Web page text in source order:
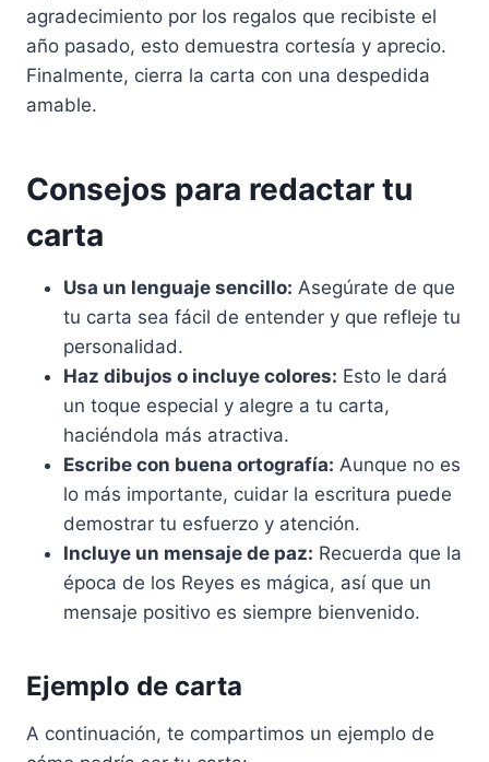
agradecimiento por los regalos que recibiste el
año pasado, esto demuestra cortesía y aprecio.
Finalmente, cierra la carta con una despedida
amable.
Consejos para redactar tu
carta
Usa un lenguaje sencillo: Asegúrate de que
tu carta sea fácil de entender y que refleje tu
personalidad.
Haz dibujos o incluye colores: Esto le dará
un toque especial y alegre a tu carta,
haciéndola más atractiva.
Escribe con buena ortografía: Aunque no es
lo más importante, cuidar la escritura puede
demostrar tu esfuerzo y atención.
Incluye un mensaje de paz: Recuerda que la
época de los Reyes es mágica, así que un
mensaje positivo es siempre bienvenido.
Ejemplo de carta
A continuación, te compartimos un ejemplo de